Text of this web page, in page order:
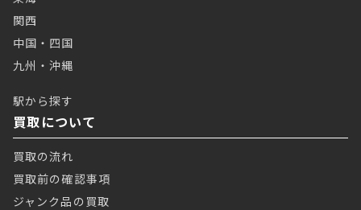
関西
中国・四国
九州・沖縄
駅から探す
買取について
買取の流れ
買取前の確認事項
ジャンク品の買取